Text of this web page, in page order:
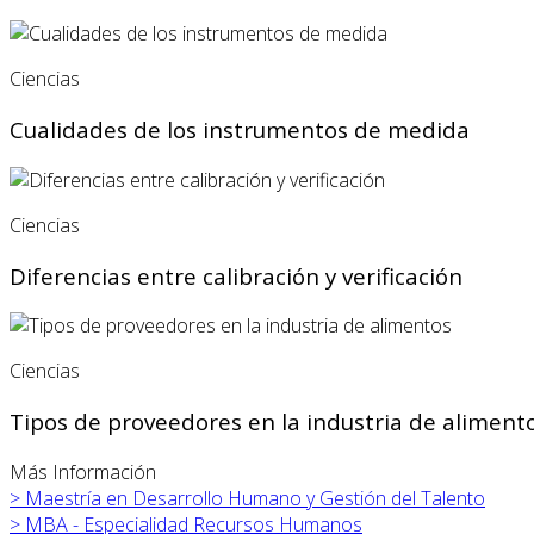
Ciencias
Cualidades de los instrumentos de medida
Ciencias
Diferencias entre calibración y verificación
Ciencias
Tipos de proveedores en la industria de
Más Información
> Maestría en Desarrollo Humano y Gestión del Talento
> MBA - Especialidad Recursos Humanos